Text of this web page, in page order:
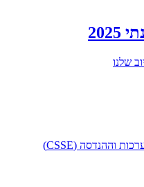
שלנו
נתונים גלובליים מאת המרכז למדעי המערכות וההנדסה (CSSE)